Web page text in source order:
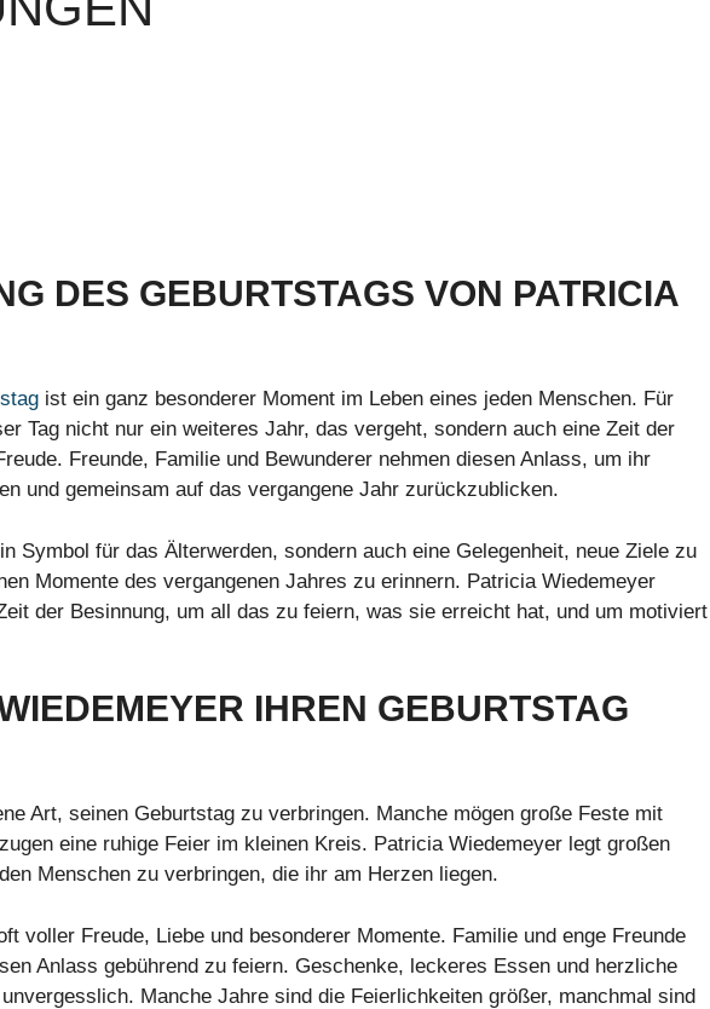
DES GEBURTSTAGS VON PATRICIA
ist ein ganz besonderer Moment im Leben eines jeden Menschen. Für
Tag nicht nur ein weiteres Jahr, das vergeht, sondern auch eine Zeit der
Freunde, Familie und Bewunderer nehmen diesen Anlass, um ihr
und gemeinsam auf das vergangene Jahr zurückzublicken.
Symbol für das Älterwerden, sondern auch eine Gelegenheit, neue Ziele zu
Momente des vergangenen Jahres zu erinnern. Patricia Wiedemeyer
der Besinnung, um all das zu feiern, was sie erreicht hat, und um motiviert
IHREN GEBURTSTAG
Art, seinen Geburtstag zu verbringen. Manche mögen große Feste mit
eine ruhige Feier im kleinen Kreis. Patricia Wiedemeyer legt großen
Menschen zu verbringen, die ihr am Herzen liegen.
voller Freude, Liebe und besonderer Momente. Familie und enge Freunde
Anlass gebührend zu feiern. Geschenke, leckeres Essen und herzliche
Manche Jahre sind die Feierlichkeiten größer, manchmal sind